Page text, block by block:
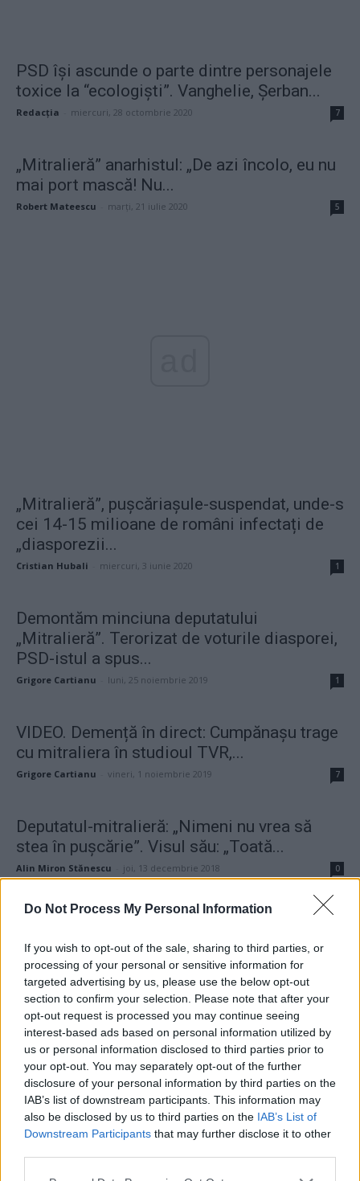
Do Not Process My Personal Information
If you wish to opt-out of the sale, sharing to third parties, or
processing of your personal or sensitive information for
targeted advertising by us, please use the below opt-out
section to confirm your selection. Please note that after your
opt-out request is processed you may continue seeing
interest-based ads based on personal information utilized by
us or personal information disclosed to third parties prior to
your opt-out. You may separately opt-out of the further
disclosure of your personal information by third parties on the
IAB’s list of downstream participants. This information may
also be disclosed by us to third parties on the IAB’s List of
Downstream Participants that may further disclose it to other
PSD își ascunde o parte dintre personajele
toxice la “ecologiști”. Vanghelie, Șerban...
Redacţia miercuri, 28 octombrie 2020 7
„Mitralieră” anarhistul: „De azi încolo, eu nu
mai port mască! Nu...
Robert Mateescu marți, 21 iulie 2020 5
„Mitralieră”, pușcăriașule-suspendat, unde-s
cei 14-15 milioane de români infectați de
„diasporezii...
Cristian Hubali miercuri, 3 iunie 2020 1
Demontăm minciuna deputatului
„Mitralieră”. Terorizat de voturile diasporei,
PSD-istul a spus...
Grigore Cartianu luni, 25 noiembrie 2019 1
VIDEO. Demență în direct: Cumpănașu trage
cu mitraliera în studioul TVR,...
Grigore Cartianu vineri, 1 noiembrie 2019 7
Deputatul-mitralieră: „Nimeni nu vrea să
stea în pușcărie”. Visul său: „Toată...
Alin Miron Stănescu joi, 13 decembrie 2018 0
ad
Susțineți presa liberă! Donați aici pentru
Ziaristii.com!
24 de ore
21.40
Comisia Europeană, după ororile comise de
PSD-AUR: ”Vom analiza cu atenție...